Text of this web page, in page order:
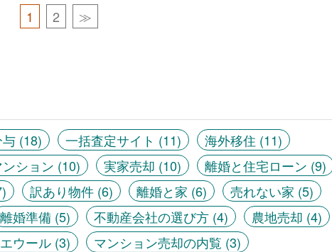
1 2 ≫
(18) 一括査定サイト (11) 海外移住 (11)
ション (10) 実家売却 (10) 離婚と住宅ローン (9)
訳あり物件 (6) 離婚と家 (6) 売れない家 (5)
離婚準備 (5) 不動産会社の選び方 (4) 農地売却 (4)
ウール (3) マンション売却の内覧 (3)